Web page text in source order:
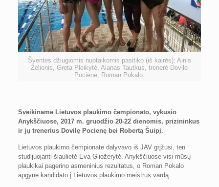
Šventes džiugiomis nuotaikomis pasitiko (iš kairės): Ainis
Želionis, Greta Pleikytė, Alanas Tautkus, trenerė Dovilė
Pocienė, Roman Pokalo.
Sveikiname Lietuvos plaukimo čempionato, vykusio
Anykščiuose, 2017 m. gruodžio 20-22 dienomis, prizininkus
ir jų trenerius Dovilę Pocienę bei Robertą Šuipį.
Lietuvos plaukimo čempionate dalyvavo iš JAV grįžusi, ten
studijuojanti šiaulietė Eva Gliožerytė. Anykščiuose visi mūsų
plaukikai pagerino asmeninius rezultatus, o Roman Pokalo
apgynė kandidato į Lietuvos plaukimo meistrus vardą.